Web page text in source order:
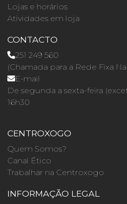
Lojas e horários
Atividades em loja
CONTACTO
251 249 560
(Chamada para a Rede Fixa
E-mail
De segunda a sexta-feira
16h30
CENTROXOGO
Quem Somos?
Canal Ético
Trabalhar na Centroxogo
INFORMAÇÃO LEGAL